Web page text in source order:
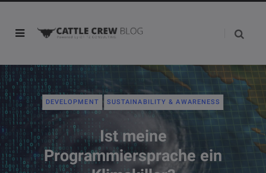
DEVELOPMENT SUSTAINABILITY & AWARENESS
Ist meine
Programmiersprache ein